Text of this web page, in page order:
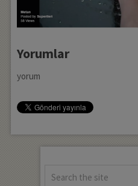
Yorumlar
yorum